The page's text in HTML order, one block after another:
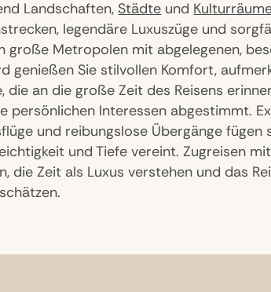
Landschaften, Städte und
legendäre Luxuszüge und
große Metropolen mit abgelegenen,
genießen Sie stilvollen Komfort,
die an die große Zeit des Reisens
persönlichen Interessen abgestimmt.
und reibungslose Übergänge fügen
und Tiefe vereint. Zugreisen
die Zeit als Luxus verstehen und das